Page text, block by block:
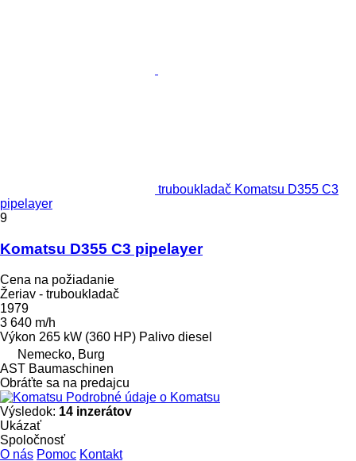
truboukladač Komatsu D355 C3
pipelayer
9
Komatsu D355 C3 pipelayer
Cena na požiadanie
Žeriav - truboukladač
1979
3 640 m/h
Výkon 265 kW (360 HP) Palivo diesel
Nemecko, Burg
AST Baumaschinen
Obráťte sa na predajcu
Podrobné údaje o Komatsu
Výsledok: 14 inzerátov
Ukázať
Spoločnosť
O nás Pomoc Kontakt